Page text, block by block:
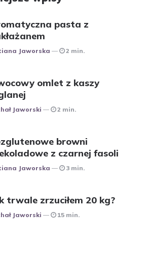
pasta z
Jaworska 2 min.
omlet z kaszy
Jaworski 2 min.
browni
z czarnej fasoli
Jaworska 3 min.
trwale zrzuciłem 20 kg?
Jaworski 15 min.